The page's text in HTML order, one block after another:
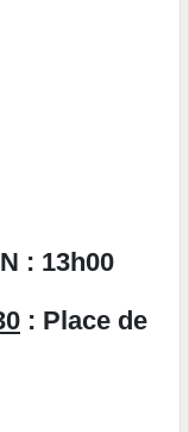
: 13h00
: Place de